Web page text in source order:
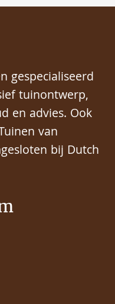
gespecialiseerd
tuinontwerp,
en advies. Ook
van
bij Dutch